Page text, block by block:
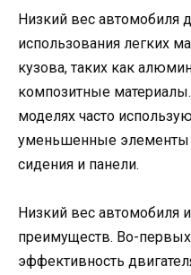
Низкий вес автомобиля
использования легких
кузова, таких как
композитные
моделях часто
уменьшенные элементы
сидения и панели.
Низкий вес автомобиля
преимуществ. Во-
эффективность